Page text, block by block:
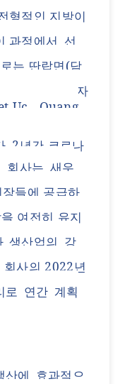
형적인 지방이
과정에서 선
는 딴랍면(담
첨단 종자
Uc - Quang
. 2년간 코로나
회사는 새우
장들에 공급하
여전히 유지
생산업의 강
회사의 2022년
로 연간 계획
산에 효과적으